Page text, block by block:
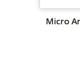
Micro